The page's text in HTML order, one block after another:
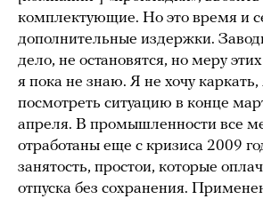
комплектующие. Но это время и
дополнительные издержки.
дело, не остановятся, но меру
я пока не знаю. Я не хочу каркать,
посмотреть ситуацию в конце
апреля. В промышленности все
отработаны еще с кризиса 2009
занятость, простои, которые
отпуска без сохранения.